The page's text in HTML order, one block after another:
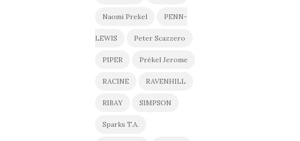
Naomi Prekel PENN-
LEWIS Peter Scazzero
PIPER Prékel Jerome
RACINE RAVENHILL
RIBAY SIMPSON
Sparks T.A.